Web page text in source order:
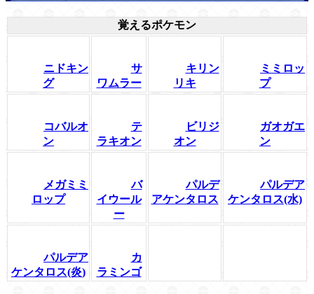
覚えるポケモン
ニドキン
グ
サ
ワムラー
キリン
リキ
ミミロッ
プ
コバルオ
ン
テ
ラキオン
ビリジ
オン
ガオガエ
ン
メガミミ
ロップ
バ
イウール
ー
パルデ
アケンタロス
パルデア
ケンタロス(水)
パルデア
ケンタロス(炎)
カ
ラミンゴ